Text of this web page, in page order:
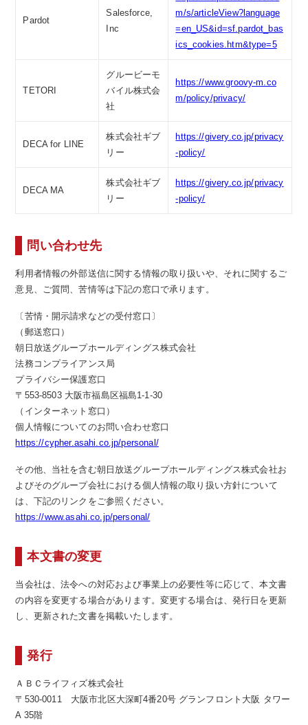
Pardot
Salesforce,
Inc
m/s/articleView?language
=en_US&id=sf.pardot_bas
ics_cookies.htm&type=5
TETORI
グルービーモ
バイル株式会
社
https://www.groovy-m.co
m/policy/privacy/
DECA for LINE
株式会社ギブ
リー
https://givery.co.jp/privacy
-policy/
DECA MA
株式会社ギブ
リー
https://givery.co.jp/privacy
-policy/
問い合わせ先
利用者情報の外部送信に関する情報の取り扱いや、それに関するご
意見、ご質問、苦情等は下記の窓口で承ります。
〔苦情・開示請求などの受付窓口〕
（郵送窓口）
朝日放送グループホールディングス株式会社
法務コンプライアンス局
プライバシー保護窓口
〒553-8503 大阪市福島区福島1-1-30
（インターネット窓口）
個人情報についてのお問い合わせ窓口
https://cypher.asahi.co.jp/personal/
その他、当社を含む朝日放送グループホールディングス株式会社お
よびそのグループ会社における個人情報の取り扱い方針について
は、下記のリンクをご参照ください。
https://www.asahi.co.jp/personal/
本文書の変更
当会社は、法令への対応および事業上の必要性等に応じて、本文書
の内容を変更する場合があります。変更する場合は、発行日を更新
し、更新された文書を掲載いたします。
発行
ＡＢＣライフィズ株式会社
〒530-0011 大阪市北区大深町4番20号 グランフロント大阪 タワー
A 35階